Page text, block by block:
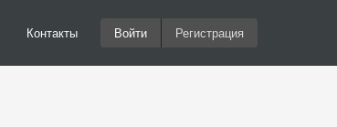
Контакты Войти Регистрация